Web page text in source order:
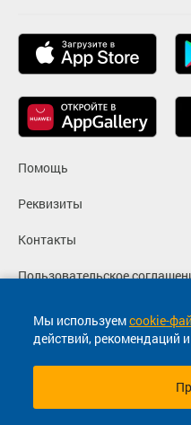
Мы используемcookie-
действий, рекомендаций
Помощь
Реквизиты
Контакты
Пользовательское
Политика
Согласие на
© 2013-2026, ООО